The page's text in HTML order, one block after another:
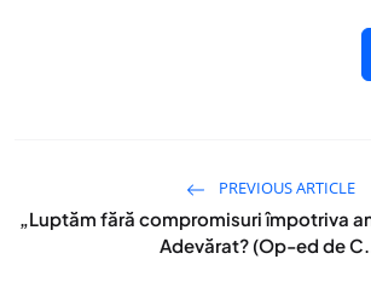
PREVIOUS ARTICLE
„Luptăm fără compromisuri împotriva
Adevărat? (Op-ed de